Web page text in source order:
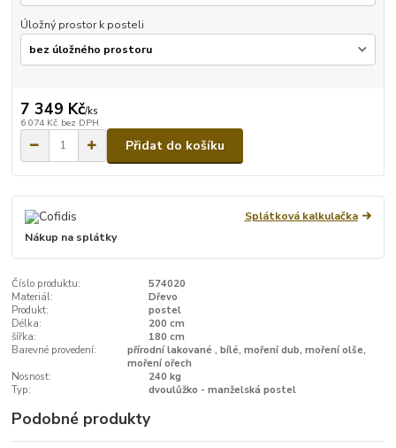
Úložný prostor k posteli
7 349 Kč/ks
6 074 Kč bez DPH
Přidat do košíku
Splátková kalkulačka
Nákup na splátky
Číslo produktu:
574020
Materiál:
Dřevo
Produkt:
postel
Délka:
200 cm
šířka:
180 cm
Barevné provedení:
přírodní lakované , bílé, moření dub, moření olše,
moření ořech
Nosnost:
240 kg
Typ:
dvoulůžko - manželská postel
Podobné produkty